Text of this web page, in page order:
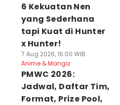
6 Kekuatan Nen
yang Sederhana
tapi Kuat di Hunter
x Hunter!
7 Aug 2026, 16:00 WIB
Anime & Manga
PMWC 2026:
Jadwal, Daftar Tim,
Format, Prize Pool,